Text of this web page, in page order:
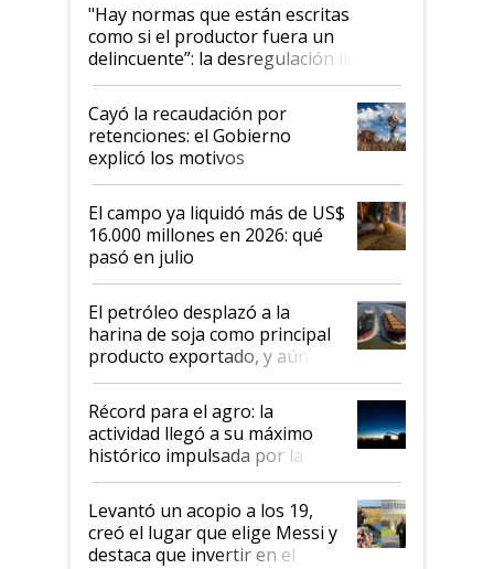
"Hay normas que están escritas
como si el productor fuera un
delincuente”: la desregulación llegó
al Congreso Aapresid y hasta se
habló del financiamiento al IPCVA
Cayó la recaudación por
retenciones: el Gobierno
explicó los motivos
El campo ya liquidó más de US$
16.000 millones en 2026: qué
pasó en julio
El petróleo desplazó a la
harina de soja como principal
producto exportado, y aún así
el agro aportó casi seis de cada
diez dólares y sostuvo el
liderazgo en un semestre
récord
Récord para el agro: la
actividad llegó a su máximo
histórico impulsada por la
cosecha y las exportaciones
Levantó un acopio a los 19,
creó el lugar que elige Messi y
destaca que invertir en el